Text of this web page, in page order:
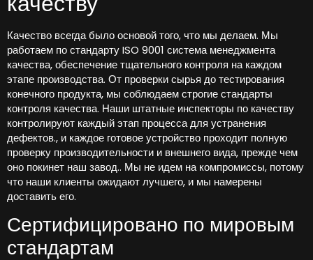
Качество всегда было основой того, что мы делаем. Мы
работаем по стандарту ISO 9001 система менеджмента
качества, обеспечение тщательного контроля на каждом
этапе производства. От проверки сырья до тестирования
конечного продукта, мы соблюдаем строгие стандарты
контроля качества. Наши штатные инспекторы по качеству
контролируют каждый этап процесса для устранения
дефектов., и каждое готовое устройство проходит полную
проверку производительности и внешнего вида, прежде чем
оно покинет наш завод.. Мы не идем на компромиссы, потому
что наши клиенты ожидают лучшего, и мы намерены
доставить его.
Сертифицировано по мировым
стандартам